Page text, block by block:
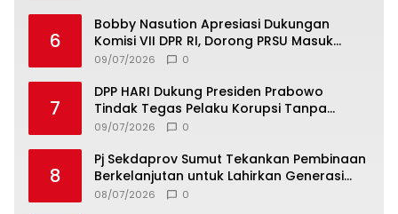
6
Bobby Nasution Apresiasi Dukungan
Komisi VII DPR RI, Dorong PRSU Masuk
Kalender Event Nasional
09/07/2026 0
7
DPP HARI Dukung Presiden Prabowo
Tindak Tegas Pelaku Korupsi Tanpa
Tebang Pilih
09/07/2026 0
8
Pj Sekdaprov Sumut Tekankan Pembinaan
Berkelanjutan untuk Lahirkan Generasi
Qurani Berkarakter
08/07/2026 0